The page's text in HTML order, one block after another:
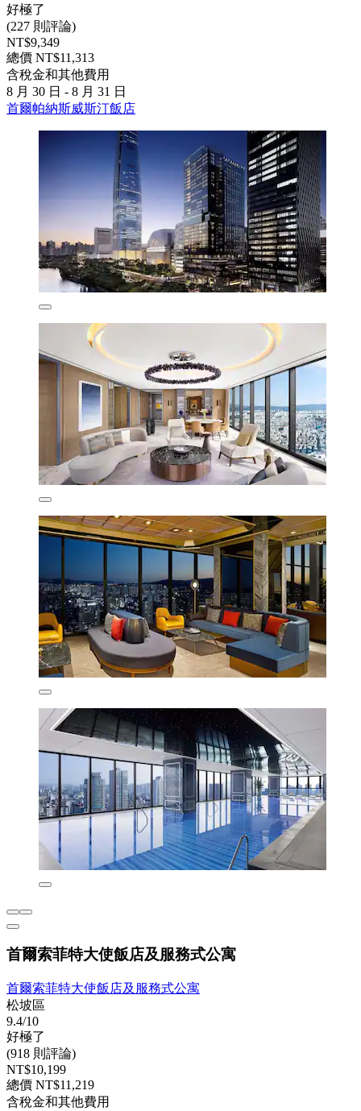
好極了
(227 則評論)
NT$9,349
總價 NT$11,313
含稅金和其他費用
8 月 30 日 - 8 月 31 日
首爾帕納斯威斯汀飯店
首爾索菲特大使飯店及服務式公寓
首爾索菲特大使飯店及服務式公寓
松坡區
9.4/10
好極了
(918 則評論)
NT$10,199
總價 NT$11,219
含稅金和其他費用